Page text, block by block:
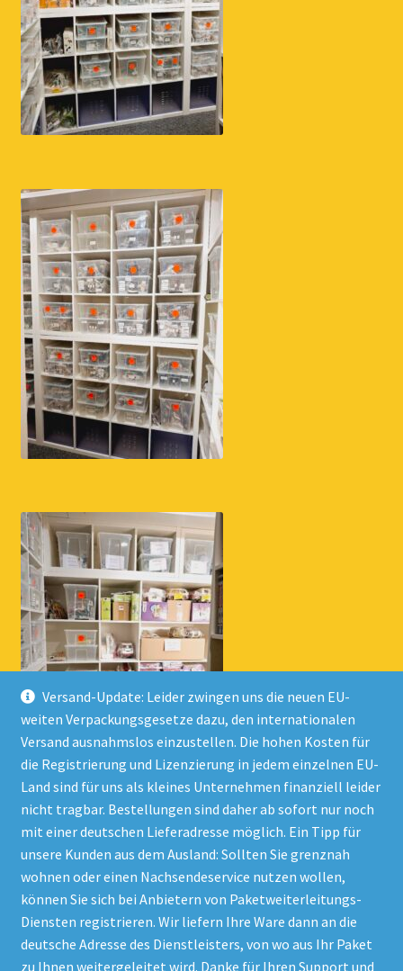
Versand-Update: Leider zwingen uns die neuen EU-
weiten Verpackungsgesetze dazu, den internationalen
Versand ausnahmslos einzustellen. Die hohen Kosten für
die Registrierung und Lizenzierung in jedem einzelnen EU-
Land sind für uns als kleines Unternehmen finanziell leider
nicht tragbar. Bestellungen sind daher ab sofort nur noch
mit einer deutschen Lieferadresse möglich. Ein Tipp für
unsere Kunden aus dem Ausland: Sollten Sie grenznah
wohnen oder einen Nachsendeservice nutzen wollen,
können Sie sich bei Anbietern von Paketweiterleitungs-
Diensten registrieren. Wir liefern Ihre Ware dann an die
deutsche Adresse des Dienstleisters, von wo aus Ihr Paket
zu Ihnen weitergeleitet wird. Danke für Ihren Support und
© Onlineshop Kinderlino 2026
Datenschutzerklärung
Erstellt mit WooCommerce.